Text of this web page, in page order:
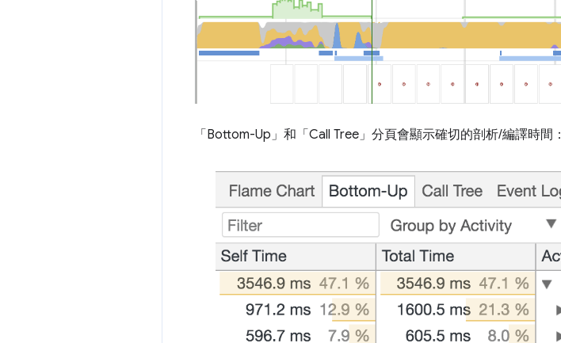
「Bottom-Up」和「Call Tree」分頁會顯示確切的剖析/編譯時間：